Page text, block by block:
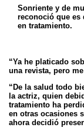
Sonriente y de
reconoció que
en tratamiento.
“Ya he platicado
una revista, pero
“De la salud todo
la actriz, quien
tratamiento ha
en otras ocasiones
ahora decidió